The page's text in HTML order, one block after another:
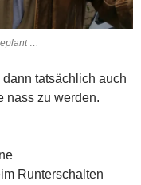
…
tatsächlich auch
nass zu werden.
Runterschalten